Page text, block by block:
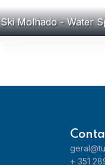
Ski Molhado - Water
+ 351